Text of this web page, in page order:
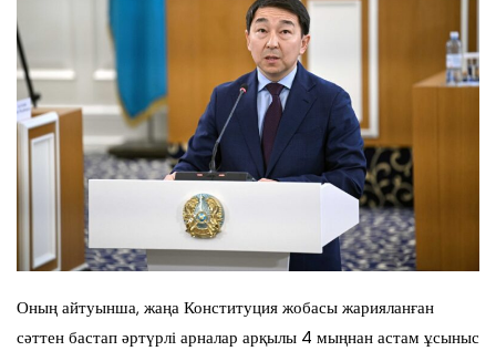
Оның айтуынша, жаңа Конституция жобасы жарияланған
сәттен бастап әртүрлі арналар арқылы 4 мыңнан астам ұсыныс